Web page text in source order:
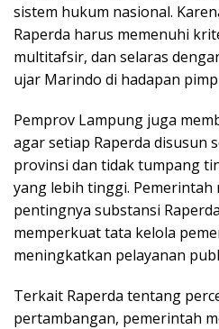
sistem hukum nasional.
Raperda harus memenuhi
multitafsir, dan selaras
ujar Marindo di hadapan
Pemprov Lampung juga
agar setiap Raperda disusun
provinsi dan tidak tumpang
yang lebih tinggi. Pemerintah
pentingnya substansi
memperkuat tata kelola
meningkatkan pelayanan
Terkait Raperda tentang
pertambangan, pemerintah